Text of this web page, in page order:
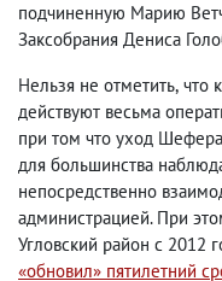
подчиненную Марию
Заксобрания Дениса
Нельзя не отметить, что
действуют весьма
при том что уход
для большинства
непосредственно
администрацией. При
Угловский район с 2012
«обновил» пятилетний